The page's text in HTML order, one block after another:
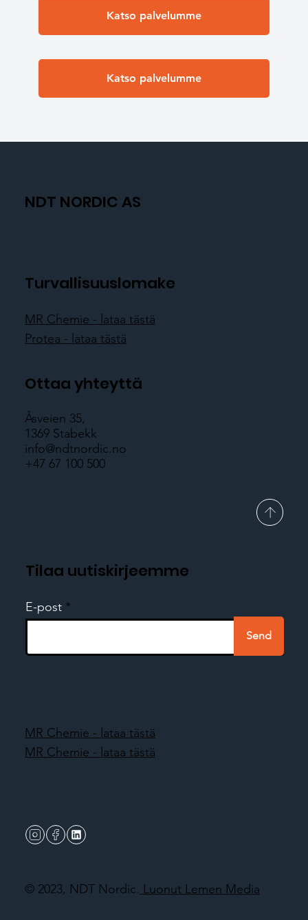
Katso palvelumme
Katso palvelumme
NDT NORDIC AS
Turvallisuuslomake
MR Chemie - lataa tästä
Protea - lataa tästä
Ottaa yhteyttä
Åsveien 35,
1369 Stabekk
info@ndtnordic.no
+47 67 100 500
Tilaa uutiskirjeemme
E-post
Send
© 2023, NDT Nordic. Luonut Lemen Media
MR Chemie - lataa tästä
MR Chemie - lataa tästä